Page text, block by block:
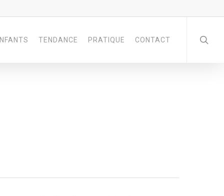
TENDANCE PRATIQUE CONTACT